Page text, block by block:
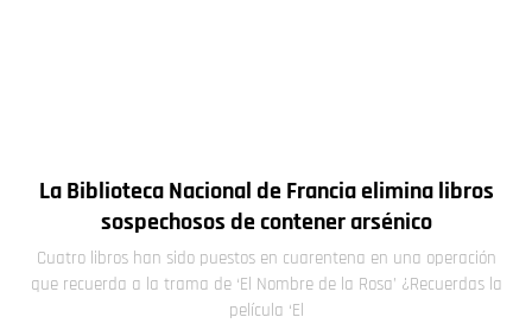
La Biblioteca Nacional de Francia elimina libros
sospechosos de contener arsénico
Cuatro libros han sido puestos en cuarentena en una operación
que recuerda a la trama de ‘El Nombre de la Rosa’ ¿Recuerdas la
película ‘El